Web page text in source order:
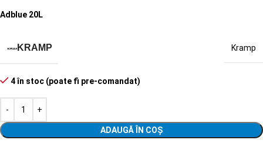
Adblue 20L
KRAMP Kramp
4 în stoc (poate fi pre-comandat)
ADAUGĂ ÎN COȘ